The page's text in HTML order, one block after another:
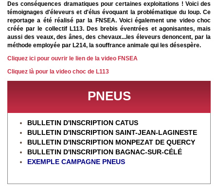
Des conséquences dramatiques pour certaines exploitations ! Voici des
témoignages d'éleveurs et d'élus évoquant la problématique du loup. Ce
reportage a été réalisé par la FNSEA. Voici également une video choc
créée par le collectif L113. Des brebis éventrées et agonisantes, mais
aussi des veaux, des ânes, des chevaux...les éleveurs denoncent, par la
méthode employée par L214, la souffrance animale qui les désespère.
Cliquez ici pour ouvrir le lien de la video FNSEA
Cliquez là pour la video choc de L113
PNEUS
BULLETIN D'INSCRIPTION CATUS
BULLETIN D'INSCRIPTION SAINT-JEAN-LAGINESTE
BULLETIN D'INSCRIPTION MONPEZAT DE QUERCY
BULLETIN D'INSCRIPTION BAGNAC-SUR-CÉLÉ
EXEMPLE CAMPAGNE PNEUS